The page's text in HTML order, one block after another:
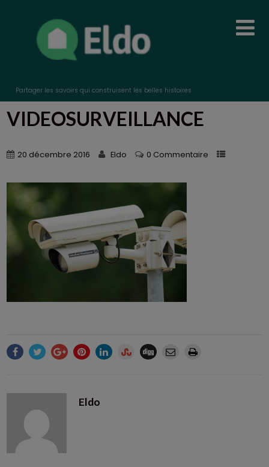
Partager les savoirs qui construisent les belles histoires
VIDEOSURVEILLANCE
20 décembre 2016 Eldo 0 Commentaire
Eldo